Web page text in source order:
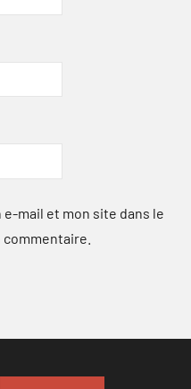
mail et mon site dans le